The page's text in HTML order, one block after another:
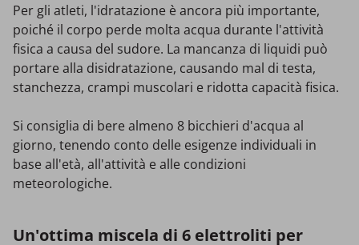
Per gli atleti, l'idratazione è ancora più importante,
poiché il corpo perde molta acqua durante l'attività
fisica a causa del sudore. La mancanza di liquidi può
portare alla disidratazione, causando mal di testa,
stanchezza, crampi muscolari e ridotta capacità fisica.
Si consiglia di bere almeno 8 bicchieri d'acqua al
giorno, tenendo conto delle esigenze individuali in
base all'età, all'attività e alle condizioni
meteorologiche.
Un'ottima miscela di 6 elettroliti per